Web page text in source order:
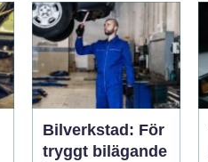
Bilverkstad: För
tryggt bilägande